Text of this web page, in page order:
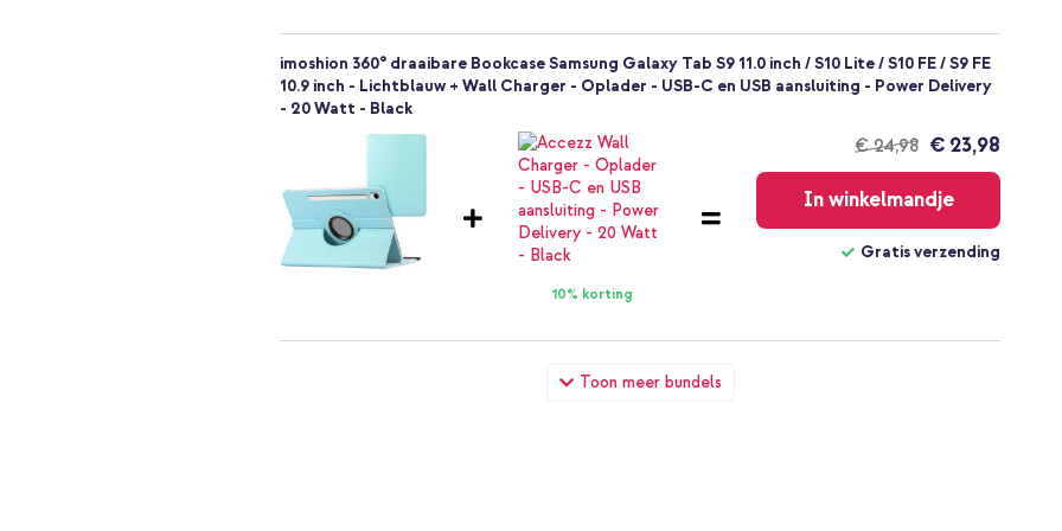
Toon meer bundels
imoshion 360° draaibare Bookcase Samsung Galaxy Tab S9 11.0 inch / S10 Lite / S10 FE / S9 FE
10.9 inch - Lichtblauw + Wall Charger - Oplader - USB-C en USB aansluiting - Power Delivery
- 20 Watt - Black
10% korting
€ 24,98
Gratis
verzending
€ 23,98
In winkelmandje
Gratis verzending
imoshion 360° draaibare Bookcase Samsung Galaxy Tab S9 11.0 inch / S10 Lite / S10 FE / S9 FE
10.9 inch - Lichtblauw + Originele S Pen Galaxy Tab S9 / Plus / Ultra - Zwart